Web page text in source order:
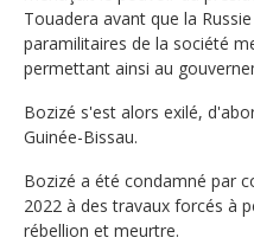
Touadera avant que la
paramilitaires de la société
permettant ainsi au
Bozizé s'est alors exilé,
Guinée-Bissau.
Bozizé a été condamné par
2022 à des travaux forcés à
rébellion et meurtre.